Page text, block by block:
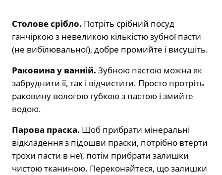
Столове срібло. Потріть срібний посуд
ганчіркою з невеликою кількістю зубної пасти
(не вибілювальної), добре промийте і висушіть.
Раковина у ванній. Зубною пастою можна як
забруднити її, так і відчистити. Просто протріть
раковину вологою губкою з пастою і змийте
водою.
Парова праска. Щоб прибрати мінеральні
відкладення з підошви праски, потрібно втерти
трохи пасти в неї, потім прибрати залишки
чистою тканиною. Переконайтеся, що залишки